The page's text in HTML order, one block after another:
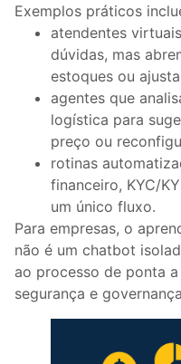
Exemplos práticos
atendentes
dúvidas, mas
estoques ou
agentes que
logística para
preço ou
rotinas
financeiro, KYC/
um único fluxo.
Para empresas, o
não é um chatbot
ao processo de ponta
segurança e